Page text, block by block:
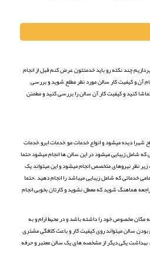
چند نکته رو باید خدمتتون عرض کنم قبل از انجام
آن و کیفیت کار سالن مورد نظر مطلع شوید و بررسی
کنید و کیفیت کار آن سالن را بررسی کنید و مطمئن
شهرا دیده میشود و انواع خدمات مو ,خدمات ابرو ,خدمات
شامل زیبایی میشود در این سالن ها انجام میشود حتما
نظر نیروهای متخصص انجام میشود و این میتواند یک
خدماتی که شامل زیبایی میباشد را انجام دهید .حتما
هماهنگ شوید که معطل نشوید و کارتان بخوبی انجام
مکان مخصوص خود را داشته باشد و در محیط ارام و به
سالن میتواند روی کیفیت کار و باعث کلافگی مشتری
یکی دیگر از مشخصه های یک سالن معتبر و حرفه